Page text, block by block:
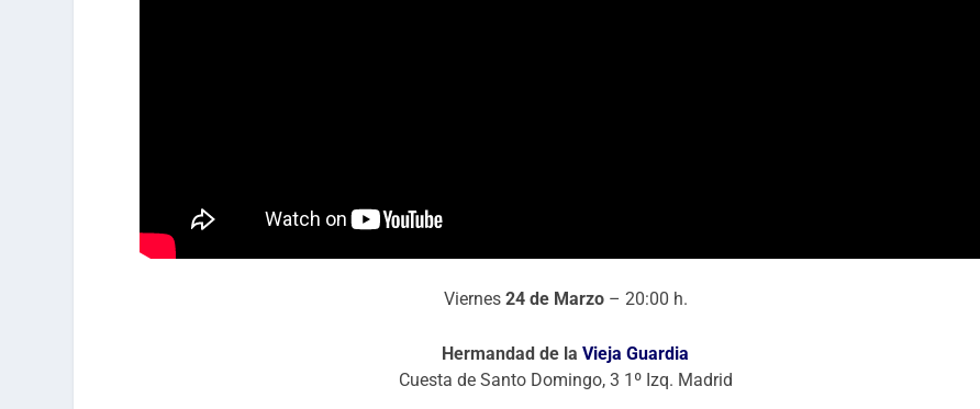
Viernes 24 de Marzo– 20:00 h.
Hermandad de laVieja Guardia
Cuesta de Santo Domingo, 3 1º Izq. Madrid